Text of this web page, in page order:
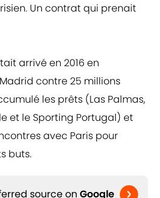
Un contrat qui prenait
arrivé en 2016 en
contre 25 millions
les prêts (Las Palmas,
et le Sporting Portugal) et
avec Paris pour
buts.
source on Google